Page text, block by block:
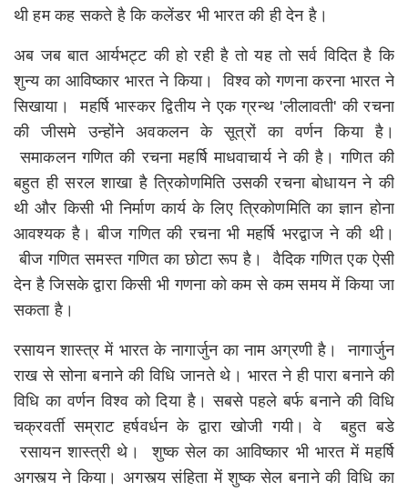
थी हम कह सकते है कि कलेंडर भी भारत की ही देन है।
अब जब बात आर्यभट्ट की हो रही है तो यह तो सर्व विदित है कि
शुन्य का आविष्कार भारत ने किया। विश्व को गणना करना भारत ने
सिखाया। महर्षि भास्कर द्वितीय ने एक ग्रन्थ 'लीलावती' की रचना
की जीसमे उन्होंने अवकलन के सूत्रों का वर्णन किया है।
समाकलन गणित की रचना महर्षि माधवाचार्य ने की है। गणित की
बहुत ही सरल शाखा है त्रिकोणमिति उसकी रचना बोधायन ने की
थी और किसी भी निर्माण कार्य के लिए त्रिकोणमिति का ज्ञान होना
आवश्यक है। बीज गणित की रचना भी महर्षि भरद्वाज ने की थी।
बीज गणित समस्त गणित का छोटा रूप है। वैदिक गणित एक ऐसी
देन है जिसके द्वारा किसी भी गणना को कम से कम समय में किया जा
सकता है।
रसायन शास्त्र में भारत के नागार्जुन का नाम अग्रणी है। नागार्जुन
राख से सोना बनाने की विधि जानते थे। भारत ने ही पारा बनाने की
विधि का वर्णन विश्व को दिया है। सबसे पहले बर्फ बनाने की विधि
चक्रवर्ती सम्राट हर्षवर्धन के द्वारा खोजी गयी। वे बहुत बडे
रसायन शास्त्री थे। शुष्क सेल का आविष्कार भी भारत में महर्षि
अगस्त्य ने किया। अगस्त्य संहिता में शुष्क सेल बनाने की विधि का